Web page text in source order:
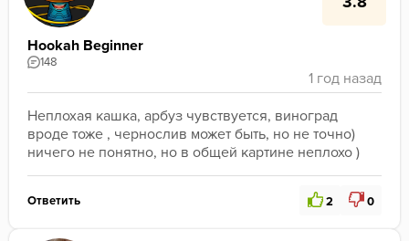
Hookah Beginner
148
Неплохая кашка, арбуз чувствуется, виноград
вроде тоже , чернослив может быть, но не точно)
ничего не понятно, но в общей картине неплохо )
Ответить 2 0